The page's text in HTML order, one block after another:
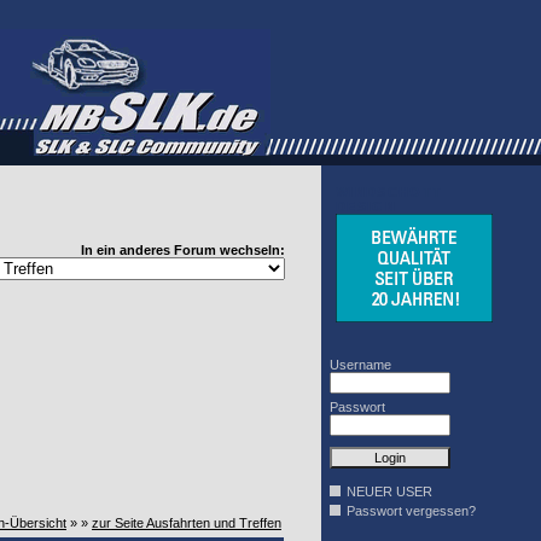
In ein anderes Forum wechseln:
Übersicht » » zur Seite Ausfahrten und Treffen
Username
Passwort
NEUER USER
Passwort vergessen?